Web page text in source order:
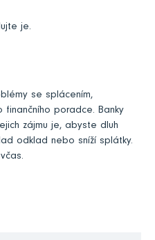
je.
se splácením,
poradce. Banky
zájmu je, abyste dluh
odklad nebo sníží splátky.